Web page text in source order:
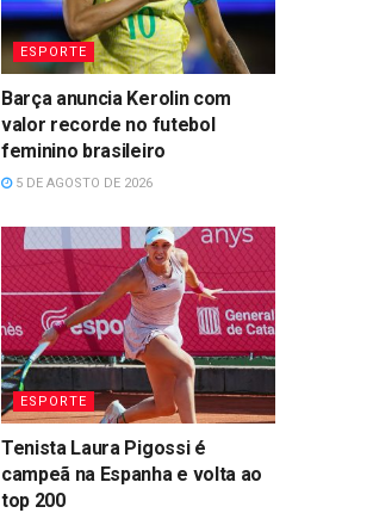
ESPORTE
Barça anuncia Kerolin com
valor recorde no futebol
feminino brasileiro
5 DE AGOSTO DE 2026
ESPORTE
Tenista Laura Pigossi é
campeã na Espanha e volta ao
top 200